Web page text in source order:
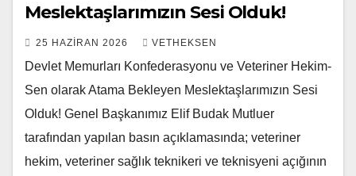
Meslektaşlarımızın Sesi Olduk!
25 HAZIRAN 2026 VETHEKSEN
Devlet Memurları Konfederasyonu ve Veteriner Hekim-
Sen olarak Atama Bekleyen Meslektaşlarımızın Sesi
Olduk! Genel Başkanımız Elif Budak Mutluer
tarafından yapılan basın açıklamasında; veteriner
hekim, veteriner sağlık teknikeri ve teknisyeni açığının